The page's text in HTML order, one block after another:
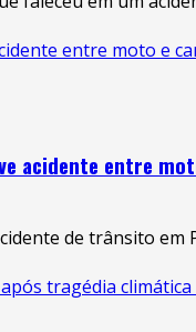
entre moto e
acidente entre
de trânsito em
tragédia